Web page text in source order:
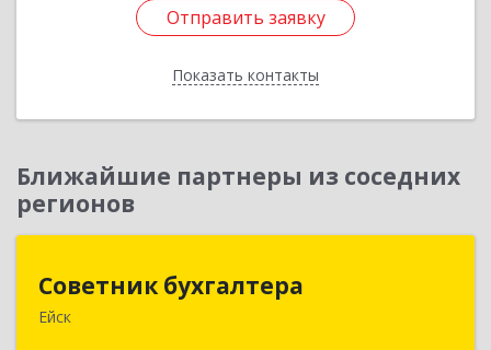
Отправить заявку
Показать контакты
Отправить заявку
Назад
Ближайшие партнеры из соседних
регионов
Советник бухгалтера
Ейск
353691, Краснодарский край, Ейский р-н, Ейск г,